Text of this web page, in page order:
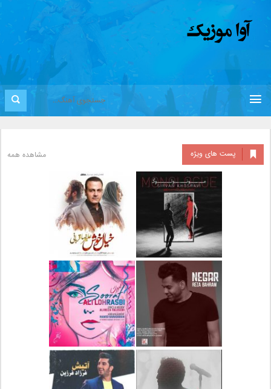
پست های ویژه مشاهده همه
دانلود آلبوم جدید سیروان
خسروی بنام مونولوگ
دانلود آهنگ جدید علیرضا
قربانی بنام خیال خوش
دانلود آهنگ جدید رضا
بهرام بنام نگار
دانلود آهنگ جدید علی
لهراسبی بنام صورت